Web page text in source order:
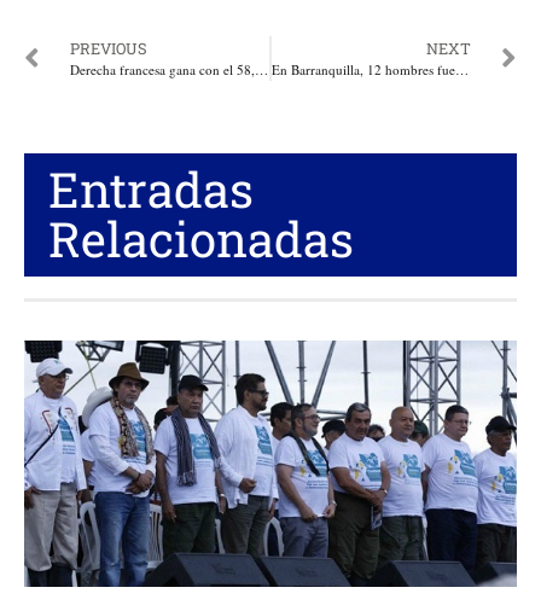
PREVIOUS
Derecha francesa gana con el 58,15 % de los votos, victoria electoral lograda con Marine Le Pen a la cabeza
NEXT
En Barranquilla, 12 hombres fuertemente armados asaltaron, empresa de valores de la calle 53 con 43, y se hurtan $15 mil millones
Entradas
Relacionadas